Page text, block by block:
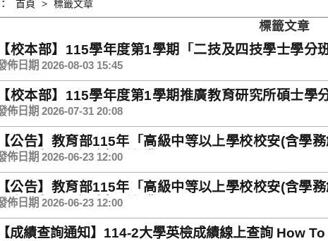
首頁 標籤文章
標籤文章
【校本部】115學年度第1學期「二技及四技學士學
佈日期 2026-08-03 15:45
【校本部】115學年度第1學期推廣教育研究所碩士
佈日期 2026-07-31 20:08
【公告】教育部115年「高級中等以上學校校安(含學
人員名單及網路報到作業
佈日期 2026-06-23 12:00
【公告】教育部115年「高級中等以上學校校安(含學
人員名單及網路報到作業
佈日期 2026-06-23 12:00
【成績查詢通知】114-2大學英檢成績線上查詢 How